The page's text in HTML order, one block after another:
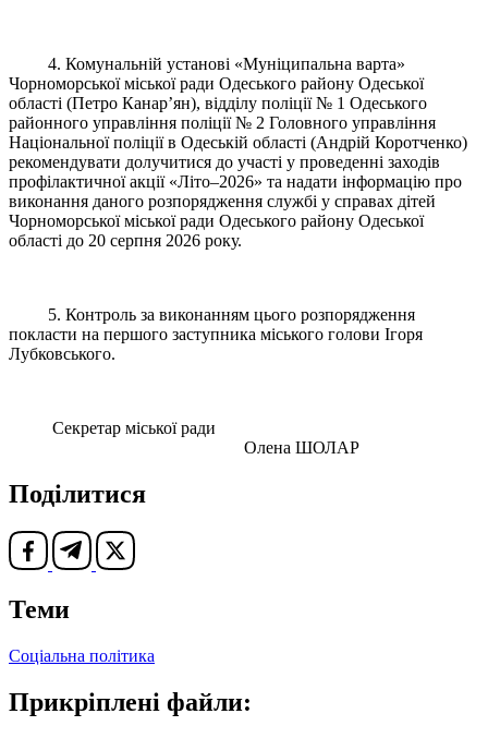
4. Комунальній установі «Муніципальна варта»
Чорноморської міської ради Одеського району Одеської
області (Петро Канар’ян), відділу поліції № 1 Одеського
районного управління поліції № 2 Головного управління
Національної поліції в Одеській області (Андрій Коротченко)
рекомендувати долучитися до участі у проведенні заходів
профілактичної акції «Літо–2026» та надати інформацію про
виконання даного розпорядження службі у справах дітей
Чорноморської міської ради Одеського району Одеської
області до 20 серпня 2026 року.
5. Контроль за виконанням цього розпорядження
покласти на першого заступника міського голови Ігоря
Лубковського.
Секретар міської ради
Олена ШОЛАР
Поділитися
Теми
Соціальна політика
Прикріплені файли: